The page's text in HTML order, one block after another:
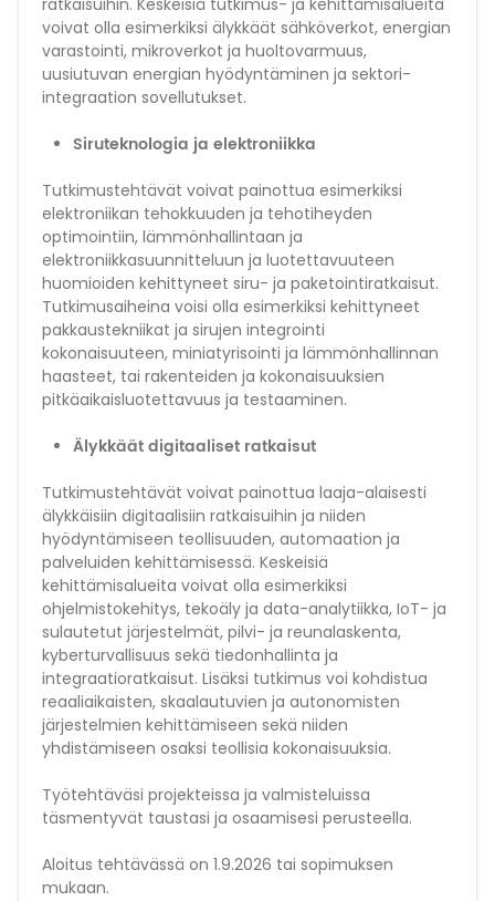
ratkaisuihin. Keskeisiä tutkimus- ja kehittämisalueita
voivat olla esimerkiksi älykkäät sähköverkot, energian
varastointi, mikroverkot ja huoltovarmuus,
uusiutuvan energian hyödyntäminen ja sektori-
integraation sovellutukset.
Siruteknologia ja elektroniikka
Tutkimustehtävät voivat painottua esimerkiksi
elektroniikan tehokkuuden ja tehotiheyden
optimointiin, lämmönhallintaan ja
elektroniikkasuunnitteluun ja luotettavuuteen
huomioiden kehittyneet siru- ja paketointiratkaisut.
Tutkimusaiheina voisi olla esimerkiksi kehittyneet
pakkaustekniikat ja sirujen integrointi
kokonaisuuteen, miniatyrisointi ja lämmönhallinnan
haasteet, tai rakenteiden ja kokonaisuuksien
pitkäaikaisluotettavuus ja testaaminen.
Älykkäät digitaaliset ratkaisut
Tutkimustehtävät voivat painottua laaja-alaisesti
älykkäisiin digitaalisiin ratkaisuihin ja niiden
hyödyntämiseen teollisuuden, automaation ja
palveluiden kehittämisessä. Keskeisiä
kehittämisalueita voivat olla esimerkiksi
ohjelmistokehitys, tekoäly ja data-analytiikka, IoT- ja
sulautetut järjestelmät, pilvi- ja reunalaskenta,
kyberturvallisuus sekä tiedonhallinta ja
integraatioratkaisut. Lisäksi tutkimus voi kohdistua
reaaliaikaisten, skaalautuvien ja autonomisten
järjestelmien kehittämiseen sekä niiden
yhdistämiseen osaksi teollisia kokonaisuuksia.
Työtehtäväsi projekteissa ja valmisteluissa
täsmentyvät taustasi ja osaamisesi perusteella.
Aloitus tehtävässä on 1.9.2026 tai sopimuksen
mukaan.